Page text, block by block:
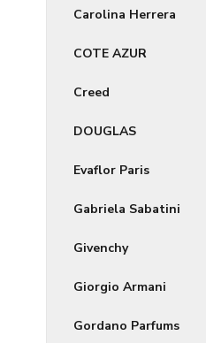
Carolina Herrera
COTE AZUR
Creed
DOUGLAS
Evaflor Paris
Gabriela Sabatini
Givenchy
Giorgio Armani
Gordano Parfums